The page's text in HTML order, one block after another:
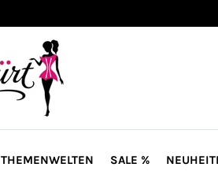
THEMENWELTEN SALE %